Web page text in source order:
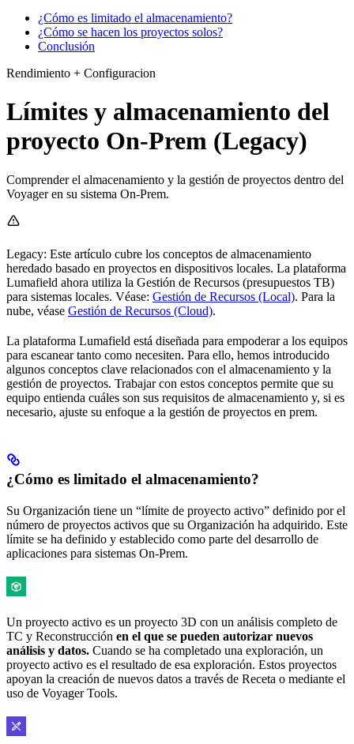
¿Cómo es limitado el almacenamiento?
¿Cómo se hacen los proyectos solos?
Conclusión
Rendimiento + Configuracion
Límites y almacenamiento del
proyecto On-Prem (Legacy)
Comprender el almacenamiento y la gestión de proyectos dentro del
Voyager en su sistema On-Prem.
Legacy: Este artículo cubre los conceptos de almacenamiento
heredado basado en proyectos en dispositivos locales. La plataforma
Lumafield ahora utiliza la Gestión de Recursos (presupuestos TB)
para sistemas locales. Véase: Gestión de Recursos (Local). Para la
nube, véase Gestión de Recursos (Cloud).
La plataforma Lumafield está diseñada para empoderar a los equipos
para escanear tanto como necesiten. Para ello, hemos introducido
algunos conceptos clave relacionados con el almacenamiento y la
gestión de proyectos. Trabajar con estos conceptos permite que su
equipo entienda cuáles son sus requisitos de almacenamiento y, si es
necesario, ajuste su enfoque a la gestión de proyectos en prem.
¿Cómo es limitado el almacenamiento?
Su Organización tiene un “límite de proyecto activo” definido por el
número de proyectos activos que su Organización ha adquirido. Este
límite se ha definido y establecido como parte del desarrollo de
aplicaciones para sistemas On-Prem.
Un proyecto activo es un proyecto 3D con un análisis completo de
TC y Reconstrucción en el que se pueden autorizar nuevos
análisis y datos. Cuando se ha completado una exploración, un
proyecto activo es el resultado de esa exploración. Estos proyectos
apoyan la creación de nuevos datos a través de Receta o mediante el
uso de Voyager Tools.